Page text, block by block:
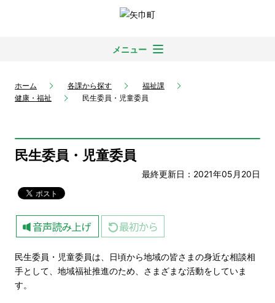
メニュー
ホーム 各課から探す
福祉課
健康・福祉
民生委員・児童委員
民生委員・児童委員
最終更新日：2021年05月20日
民生委員・児童委員は、日頃から地域の皆さまの身近な相談相
手として、地域福祉推進のため、さまざまな活動をしていま
す。